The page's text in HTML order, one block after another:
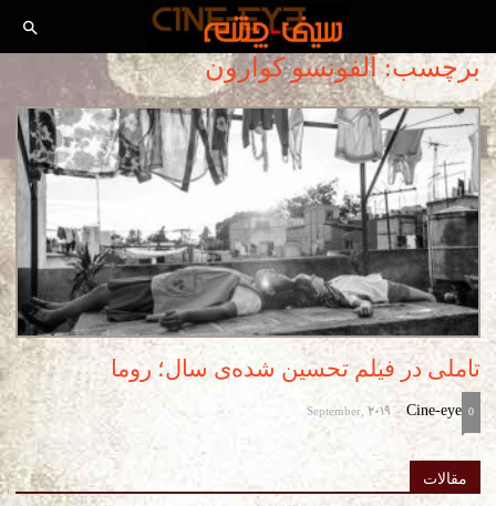
برچسب: آلفونسو کوارون
تاملی در فیلم تحسین شده‌ی سال؛ روما
Cine-eye
-
September, 2019 0
مقالات